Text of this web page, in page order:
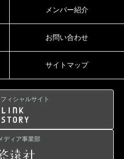
メンバー紹介
お問い合わせ
サイトマップ
ィシャルサイト
ディア事業部